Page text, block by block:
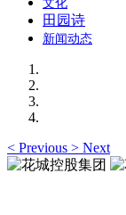
文化
田园诗
新闻动态
< Previous > Next